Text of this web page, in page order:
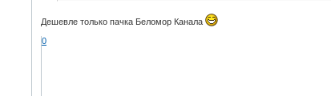
Дешевле только пачка Беломор Канала
0